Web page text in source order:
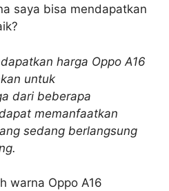
saya bisa mendapatkan
harga Oppo A16
untuk
dari beberapa
memanfaatkan
sedang berlangsung
warna Oppo A16